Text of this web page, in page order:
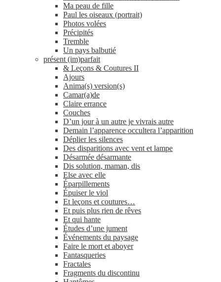
Ma peau de fille
Paul les oiseaux (portrait)
Photos volées
Précipités
Tremble
Un pays balbutié
présent (im)parfait
& Leçons & Coutures II
Ajours
Anima(s) version(s)
Camar(a)de
Claire errance
Couches
D’un jour à un autre je vivrais autre
Demain l’apparence occultera l’apparition
Déplier les silences
Des disparitions avec vent et lampe
Désarmée désarmante
Dis solution, maman, dis
Else avec elle
Éparpillements
Épuiser le viol
Et leçons et coutures…
Et puis plus rien de rêves
Et qui hante
Études d’une jument
Événements du paysage
Faire le mort et aboyer
Fantasqueries
Fractales
Fragments du discontinu